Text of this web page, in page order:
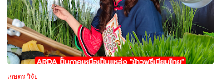
เกษตร วิจัย